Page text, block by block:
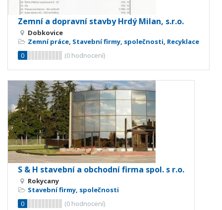
Zemní a dopravní stavby Hrdý Milan, s.r.o.
Dobkovice
Zemní práce Stavební firmy, společnosti Recyklace
0
(0 hodnocení)
S & H stavební a obchodní firma spol. s r.o.
Rokycany
Stavební firmy, společnosti
0
(0 hodnocení)